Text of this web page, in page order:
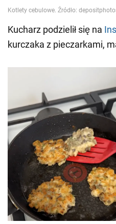
Kucharz podzielił się na
kurczaka z pieczarkami,